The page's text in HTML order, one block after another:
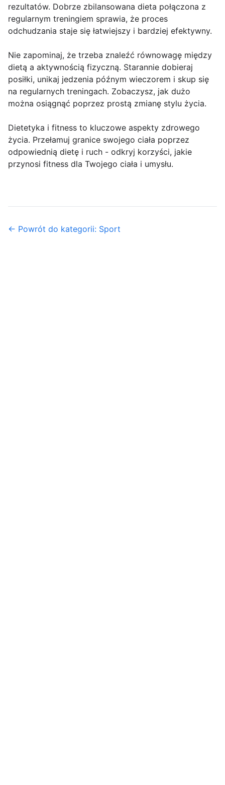
rezultatów. Dobrze zbilansowana dieta połączona z
regularnym treningiem sprawia, że proces
odchudzania staje się łatwiejszy i bardziej efektywny.
Nie zapominaj, że trzeba znaleźć równowagę między
dietą a aktywnością fizyczną. Starannie dobieraj
posiłki, unikaj jedzenia późnym wieczorem i skup się
na regularnych treningach. Zobaczysz, jak dużo
można osiągnąć poprzez prostą zmianę stylu życia.
Dietetyka i fitness to kluczowe aspekty zdrowego
życia. Przełamuj granice swojego ciała poprzez
odpowiednią dietę i ruch - odkryj korzyści, jakie
przynosi fitness dla Twojego ciała i umysłu.
← Powrót do kategorii: Sport